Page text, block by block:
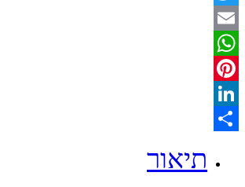
Twitter
Email
WhatsApp
Pinterest
LinkedIn
תיאור